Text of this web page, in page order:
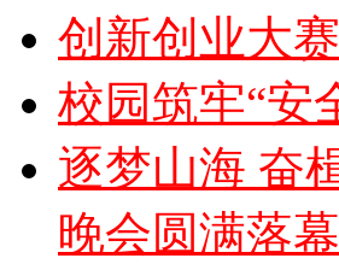
创新创业大
校园筑牢“安
逐梦山海 奋
晚会圆满落幕